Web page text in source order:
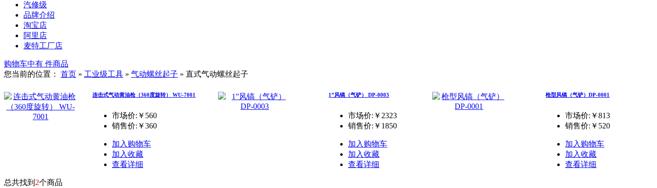
汽修级
品牌介绍
淘宝店
阿里店
麦特工厂店
购物车中有 件商品
您当前的位置： 首页 » 工业级工具 » 气动螺丝起子 » 直式气动螺丝起子
连击式气动黄油枪（360度旋转） WU-7001
市场价:￥560
销售价: ￥360
加入购物车
加入收藏
查看详细
1”风镐（气铲） DP-0003
市场价:￥2323
销售价: ￥1850
加入购物车
加入收藏
查看详细
枪型风镐（气铲）DP-0001
市场价:￥813
销售价: ￥520
加入购物车
加入收藏
查看详细
总共找到 2个商品